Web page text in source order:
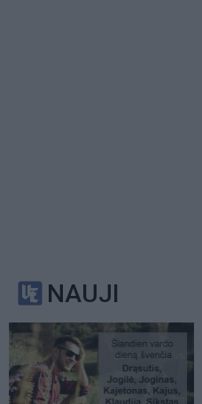
NAUJI